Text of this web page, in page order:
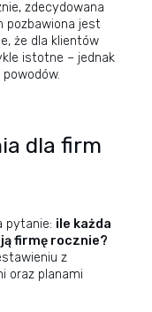
zdecydowana
pozbawiona jest
że dla klientów
istotne – jednak
dla firm
pytanie: ile każda
firmę rocznie?
z
oraz planami